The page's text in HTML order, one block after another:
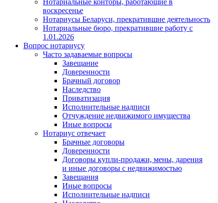
воскресенье
Нотариусы Беларуси, прекратившие деятельность
Нотариальные бюро, прекратившие работу с
1.01.2026
Вопрос нотариусу
Часто задаваемые вопросы
Завещание
Доверенности
Брачный договор
Наследство
Приватизация
Исполнительные надписи
Отчуждение недвижимого имущества
Иные вопросы
Нотариус отвечает
Брачные договоры
Доверенности
Договоры купли-продажи, мены, дарения
и иные договоры с недвижимостью
Завещания
Иные вопросы
Исполнительные надписи